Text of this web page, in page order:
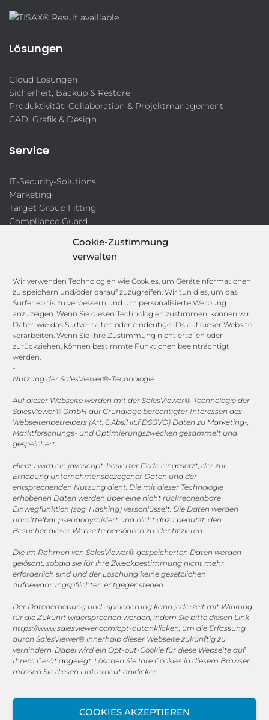
Cookie-Zustimmung
verwalten
Wir verwenden Technologien wie Cookies, um Geräteinformationen
zu speichern und/oder darauf zuzugreifen. Wir tun dies, um das
Surferlebnis zu verbessern und um personalisierte Werbung
anzuzeigen. Wenn Sie diesen Technologien zustimmen, können wir
Daten wie das Surfverhalten oder eindeutige IDs auf dieser Website
verarbeiten. Wenn Sie Ihre Zustimmung nicht erteilen oder
zurückziehen, können bestimmte Funktionen beeinträchtigt
werden.
-
Nutzung der SalesViewer®-Technologie:
Auf dieser Webseite werden mit der SalesViewer®-Technologie der
SalesViewer® GmbH auf Grundlage berechtigter Interessen des
Webseitenbetreibers (Art. 6 Abs.1 lit.f DSGVO) Daten zu Marketing-,
Marktforschungs- und Optimierungszwecken gesammelt und
gespeichert.
Hierzu wird ein javascript-basierter Code eingesetzt, der zur
Erhebung unternehmensbezogener Daten und der
entsprechenden Nutzung dient. Die mit dieser Technologie
erhobenen Daten werden über eine nicht rückrechenbare
Einwegfunktion (sog. Hashing) verschlüsselt. Die Daten werden
unmittelbar pseudonymisiert und nicht dazu benutzt, den
Besucher dieser Webseite persönlich zu identifizieren.
Die im Rahmen von SalesViewer® gespeicherten Daten werden
gelöscht, sobald sie für ihre Zweckbestimmung nicht mehr
erforderlich sind und der Löschung keine gesetzlichen
Aufbewahrungspflichten entgegenstehen.
Der Datenerhebung und -speicherung kann jederzeit mit Wirkung
für die Zukunft widersprochen werden, indem Sie bitte diesen Link
https://www.salesviewer.com/opt-outanklicken, um die Erfassung
durch SalesViewer® innerhalb dieser Webseite zukünftig zu
verhindern. Dabei wird ein Opt-out-Cookie für diese Webseite auf
Ihrem Gerät abgelegt. Löschen Sie Ihre Cookies in diesem Browser,
müssen Sie diesen Link erneut anklicken.
COOKIES AKZEPTIEREN
Lösungen
Cloud Lösungen
Sicherheit, Backup & Restore
Produktivität, Collaboration & Projektmanagement
CAD, Grafik & Design
Service
IT-Security-Solutions
Marketing
Target Group Fitting
Compliance Guard
Channels
vertrieb@megasoft.de
+49 2173 265 06 0
Mo. - Do. 08:00 - 17:00 Uhr
Fr. 08:00 - 15:00 Uhr
Sponsoring
1. FC Monheim
COOKIE-RICHTLINIE (EU)
© 2025 MEGASOFT® IT GmbH & Co. KG |Impressum
MEGASOFT® IT übernimmt keinerlei Gewähr für die
Aktualität, Richtigkeit und Vollständigkeit der
Haftungsansprüche gegen den Autor, welche sich auf
Schäden materieller oder ideeller Art beziehen, die durch
die Nutzung oder Nichtnutzung der dargebotenen
Informationen bzw. durch die Nutzung fehlerhafter und
unvollständiger Informationen verursacht wurden, sind
grundsätzlich ausgeschlossen, sofern seitens des Autors
Verschulden vorliegt. Alle Angebote sind freibleibend und
unverbindlich. MEGASOFT® IT behält es sich ausdrücklich